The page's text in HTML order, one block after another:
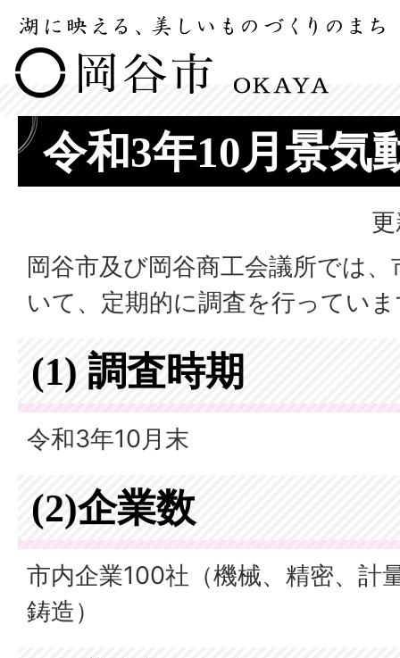
令和3年10月景気
岡谷市及び岡谷商工会議所では
いて、定期的に調査を行ってい
(1) 調査時期
令和3年10月末
(2)企業数
市内企業100社（機械、精密、計
鋳造）